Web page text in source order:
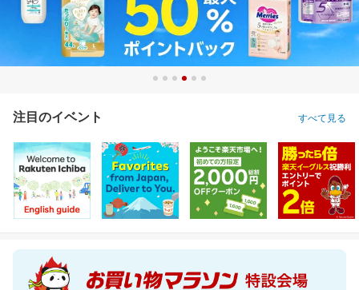
注目のイベント すべて見る